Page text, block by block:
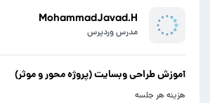
MohammadJavad.H
مدرس وردپرس
آموزش طراحی وبسایت (پروژه محور و موثر)
هزینه هر جلسه